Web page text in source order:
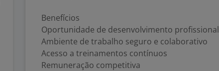
Benefícios
Oportunidade de desenvolvimento profissional
Ambiente de trabalho seguro e colaborativo
Acesso a treinamentos contínuos
Remuneração competitiva